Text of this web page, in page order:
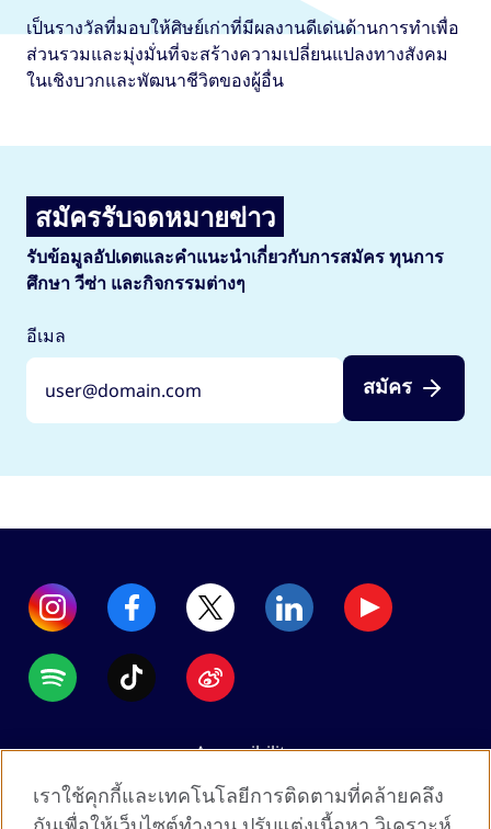
เป็นรางวัลที่มอบให้ศิษย์เก่าที่มีผลงานดีเด่นด้านการทำเพื่อ
ส่วนรวมและมุ่งมั่นที่จะสร้างความเปลี่ยนแปลงทางสังคม
ในเชิงบวกและพัฒนาชีวิตของผู้อื่น
สมัครรับจดหมายข่าว
รับข้อมูลอัปเดตและคำแนะนำเกี่ยวกับการสมัคร ทุนการ
ศึกษา วีซ่า และกิจกรรมต่างๆ
อีเมล
สมัคร
Accessibility
Data protection
Terms of use
เราใช้คุกกี้และเทคโนโลยีการติดตามที่คล้ายคลึง